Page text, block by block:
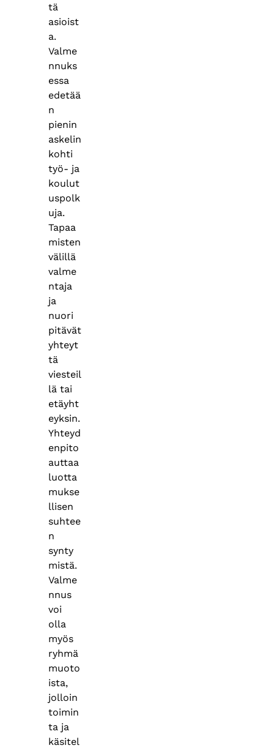
tä
asioist
a.
Valme
nnuks
essa
edetää
n
pienin
askelin
kohti
työ- ja
koulut
uspolk
uja.
Tapaa
misten
välillä
valme
ntaja
ja
nuori
pitävät
yhteyt
tä
viesteil
lä tai
etäyht
eyksin.
Yhteyd
enpito
auttaa
luotta
mukse
llisen
suhtee
n
synty
mistä.
Valme
nnus
voi
olla
myös
ryhmä
muoto
ista,
jolloin
toimin
ta ja
käsitel